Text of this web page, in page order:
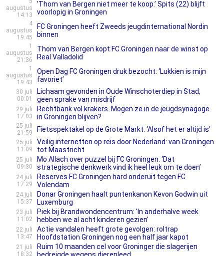
augustus
14:13
’Thom van Bergen niet meer te koop.’ Spits (22) blijft
voorlopig in Groningen
4
augustus
19:45
FC Groningen heeft Zweeds jeugdinternational Nordin
binnen
1
augustus
21:36
Thom van Bergen kopt FC Groningen naar de winst op
Real Valladolid
1
augustus
19:43
Open Dag FC Groningen druk bezocht: ‘Lukkien is mijn
favoriet’
30 juli
00:01
Lichaam gevonden in Oude Winschoterdiep in Stad,
geen sprake van misdrijf
29 juli
17:03
Rechtbank vol krakers. Mogen ze in de jeugdsynagoge
in Groningen blijven?
25 juli
21:59
Fietsspektakel op de Grote Markt: ‘Alsof het er altijd is’
25 juli
11:09
Veilig internetten op reis door Nederland: van Groningen
tot Maastricht
25 juli
09:30
Mo Allach over puzzel bij FC Groningen: ‘Dat
strategische denkwerk vind ik heel leuk om te doen’
24 juli
17:29
Reserves FC Groningen hard onderuit tegen FC
Volendam
24 juli
15:37
Donar Groningen haalt puntenkanon Kevon Godwin uit
Luxemburg
23 juli
11:02
Piek bij Brandwondencentrum: 'In anderhalve week
hebben we al acht kinderen gezien'
22 juli
13:47
Actie vandalen heeft grote gevolgen: roltrap
Hoofdstation Groningen nog een half jaar kapot
21 juli
18:32
Ruim 10 maanden cel voor Groninger die slagerijen